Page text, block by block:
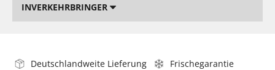
INVERKEHRBRINGER
Deutschlandweite Lieferung
Frischegarantie